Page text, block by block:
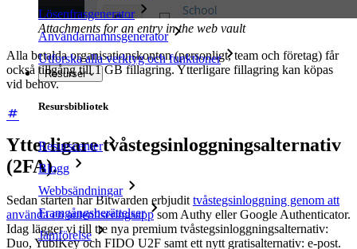
Lösenfrasgenerator
Användarnamnsgenerator
Utforska alla verktyg och funktioner
Resurser
Resursbibliotek
Resurscenter
Blogg
Webbsändningar
Framgångsberättelser
Jämförelse
Attachments for an entry in the web vault
Alla betalda organisationskonton (personligt, team och företag) får
också tillgång till 1 GB fillagring. Ytterligare fillagring kan köpas
vid behov.
Ytterligare tvåstegsinloggningsalternativ
(2FA).
Sedan starten har Bitwarden erbjudit tvåstegsinloggning genom att
använda en autentiseringsappsom Authy eller Google Authenticator.
Idag lägger vi till tre nya premium tvåstegsinloggningsalternativ:
Duo, YubiKey och FIDO U2F samt ett nytt gratisalternativ: e-post.